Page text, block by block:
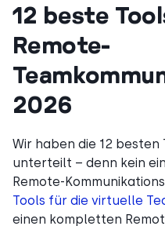
12 beste
Remote-
2026
Wir haben die 12 besten
unterteilt – denn kein
Remote-
Tools für die virtuelle
einen kompletten